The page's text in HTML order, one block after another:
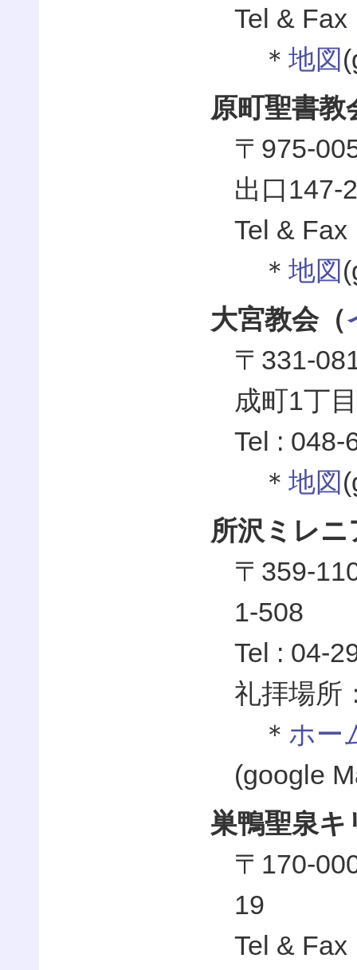
Tel &
＊ 地図
原町聖書教
〒975-
出口147-
Tel & Fax
＊ 地図
大宮教会（
〒331-
成町1丁
Tel :
＊ 地図
所沢ミレ
〒359-
1-508
Tel : 04-
礼拝場所
＊ ホー
(google
巣鴨聖泉キ
〒170-
19
Tel & Fax